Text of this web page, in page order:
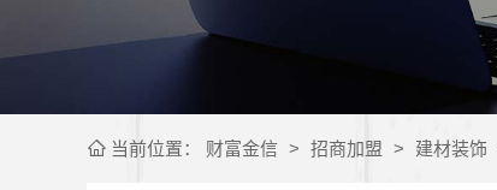
当前位置： 财富金信 > 招商加盟 > 建材装饰